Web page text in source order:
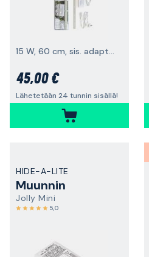
15 W, 60 cm, sis. adapterin
45,00 €
Lähetetään 24 tunnin sisällä!
HIDE-A-LITE
Muunnin
Jolly Mini
5,0